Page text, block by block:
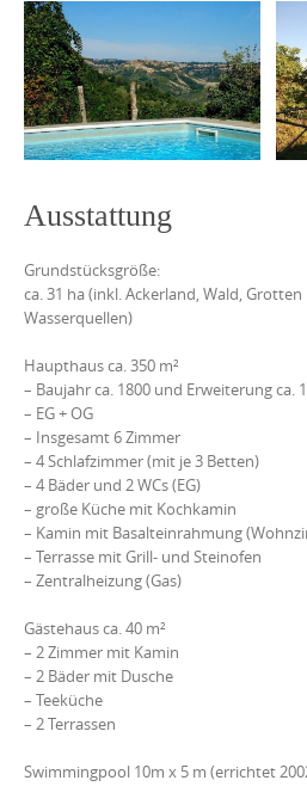
Ausstattung
Grundstücksgröße:
ca. 31 ha (inkl. Ackerland, Wald,
Wasserquellen)
Haupthaus ca. 350 m²
– Baujahr ca. 1800 und Erweiterung ca.
– EG + OG
– Insgesamt 6 Zimmer
– 4 Schlafzimmer (mit je 3 Betten)
– 4 Bäder und 2 WCs (EG)
– große Küche mit Kochkamin
– Kamin mit Basalteinrahmung
– Terrasse mit Grill- und Steinofen
– Zentralheizung (Gas)
Gästehaus ca. 40 m²
– 2 Zimmer mit Kamin
– 2 Bäder mit Dusche
– Teeküche
– 2 Terrassen
Swimmingpool 10m x 5 m (errichtet